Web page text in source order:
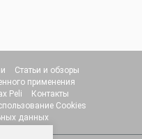
Статьи и обзоры
применения
Peli
Контакты
Cookies
данных